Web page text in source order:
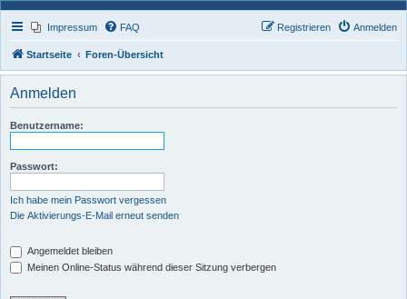
Impressum FAQ Anmelden
Registrieren
Startseite Foren-Übersicht
Anmelden
Benutzername:
Passwort:
Ich habe mein Passwort vergessen
Die Aktivierungs-E-Mail erneut senden
Angemeldet bleiben
Meinen Online-Status während dieser Sitzung verbergen